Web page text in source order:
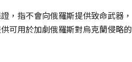
，指不會向俄羅斯提供致命武器，
可用於加劇俄羅斯對烏克蘭侵略的